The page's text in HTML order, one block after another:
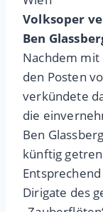
Volksoper
Ben
Nachdem mit
den Posten
verkündete
die
Ben
künftig
Dirigate des